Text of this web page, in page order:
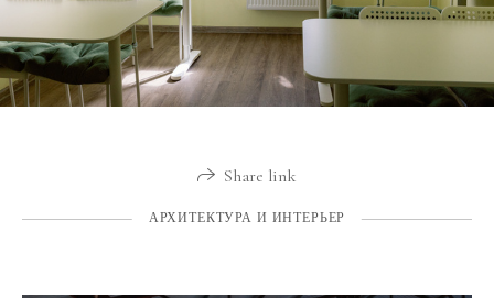
Share link
АРХИТЕКТУРА И ИНТЕРЬЕР